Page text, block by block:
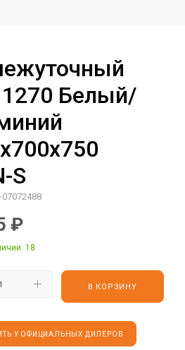
1270 Белый/
S
07072488
₽
: 18
В КОРЗИНУ
У ОФИЦИАЛЬНЫХ ДИЛЕРОВ